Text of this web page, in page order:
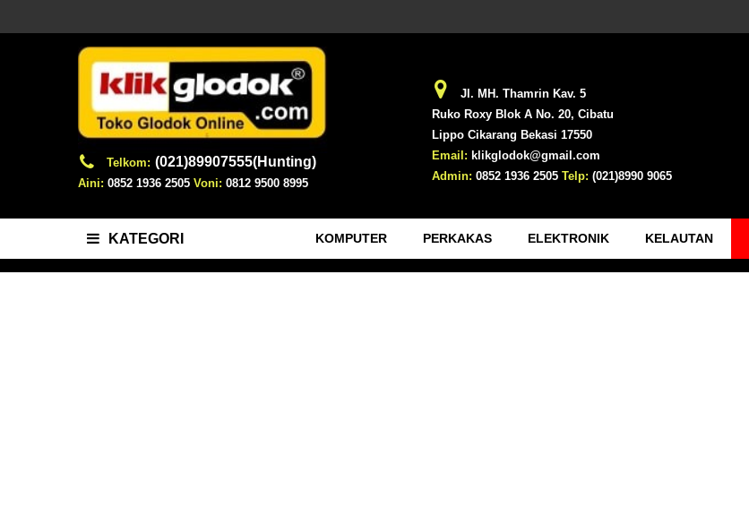
Telkom: (021)89907555(Hunting)
Aini: 0852 1936 2505 Voni: 0812 9500 8995
Jl. MH. Thamrin Kav. 5
Ruko Roxy Blok A No. 20, Cibatu
Lippo Cikarang Bekasi 17550
Email: klikglodok@gmail.com
Admin: 0852 1936 2505 Telp: (021)8990 9065
KATEGORI KOMPUTER PERKAKAS ELEKTRONIK KELAUTAN